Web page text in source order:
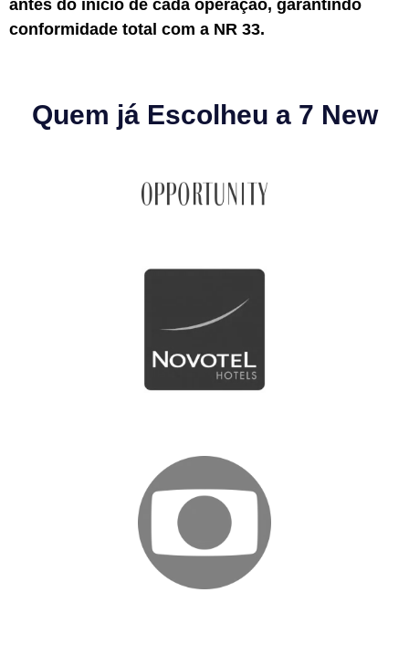
antes do início de cada operação, garantindo
conformidade total com a NR 33.
Quem já Escolheu a 7 New